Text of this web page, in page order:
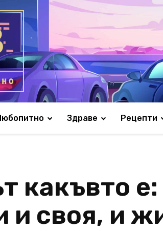
Здраве Рецепти
какъвто е:
и своя, и